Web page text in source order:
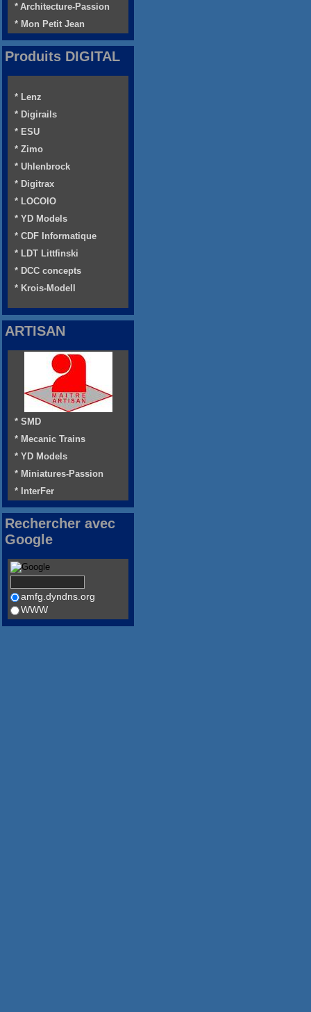
* Architecture-Passion
* Mon Petit Jean
Produits DIGITAL
* Lenz
* Digirails
* ESU
* Zimo
* Uhlenbrock
* Digitrax
* LOCOIO
* YD Models
* CDF Informatique
* LDT Littfinski
* DCC concepts
* Krois-Modell
ARTISAN
* SMD
* Mecanic Trains
* YD Models
* Miniatures-Passion
* InterFer
Rechercher avec
Google
amfg.dyndns.org
WWW